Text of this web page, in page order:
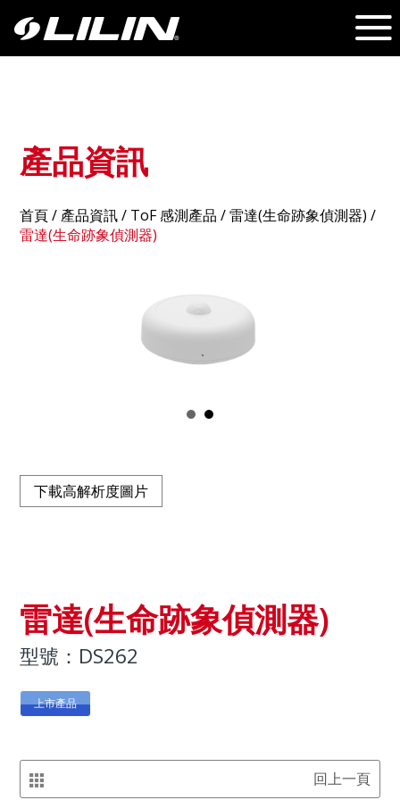
產品資訊
首頁/產品資訊/ ToF 感測產品 /雷達(生命跡象偵測器) /
雷達(生命跡象偵測器)
下載高解析度圖片
雷達(生命跡象偵測器)
型號：DS262
上市產品
回上一頁